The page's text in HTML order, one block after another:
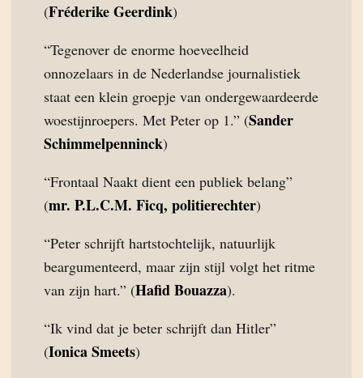
(Fréderike Geerdink)
“Tegenover de enorme hoeveelheid
onnozelaars in de Nederlandse journalistiek
staat een klein groepje van ondergewaardeerde
woestijnroepers. Met Peter op 1.” (Sander
Schimmelpenninck)
“Frontaal Naakt dient een publiek belang”
(mr. P.L.C.M. Ficq, politierechter)
“Peter schrijft hartstochtelijk, natuurlijk
beargumenteerd, maar zijn stijl volgt het ritme
van zijn hart.” (Hafid Bouazza).
“Ik vind dat je beter schrijft dan Hitler”
(Ionica Smeets)